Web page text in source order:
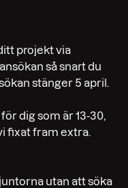
projekt via
så snart du
stänger 5 april.
dig som är 13-30,
fixat fram extra.
utan att söka